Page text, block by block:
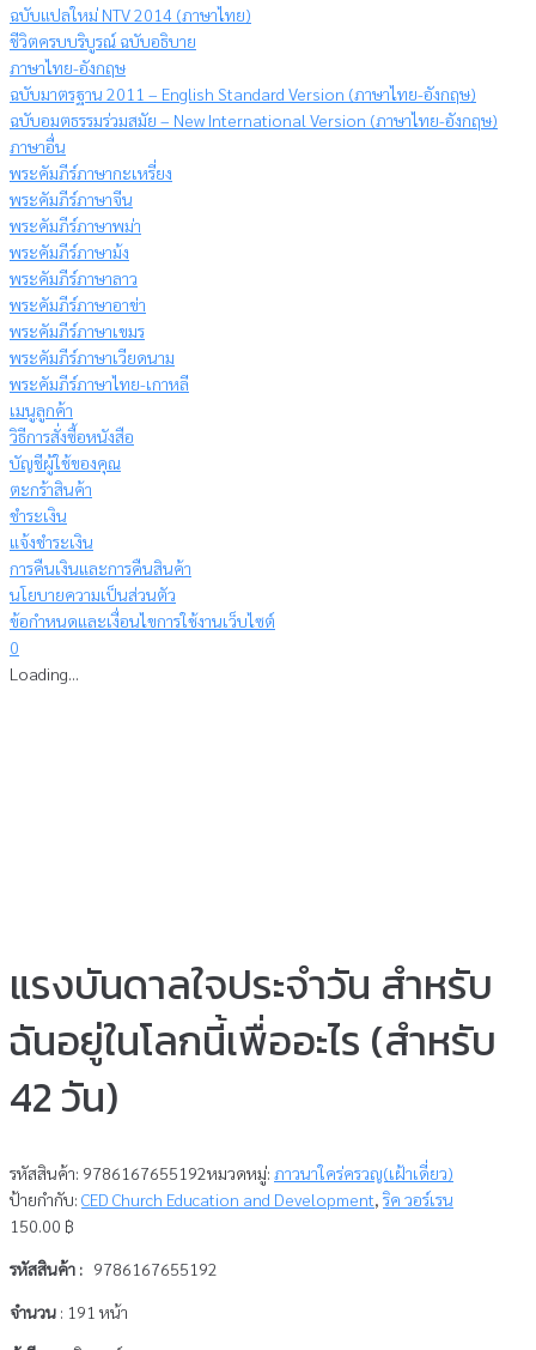
ฉบับแปลใหม่ NTV 2014 (ภาษาไทย)
ชีวิตครบบริบูรณ์ ฉบับอธิบาย
ภาษาไทย-อังกฤษ
ฉบับมาตรฐาน 2011 – English Standard Version (ภาษาไทย-อังกฤษ)
ฉบับอมตธรรมร่วมสมัย – New International Version (ภาษาไทย-อังกฤษ)
ภาษาอื่น
พระคัมภีร์ภาษากะเหรี่ยง
พระคัมภีร์ภาษาจีน
พระคัมภีร์ภาษาพม่า
พระคัมภีร์ภาษาม้ง
พระคัมภีร์ภาษาลาว
พระคัมภีร์ภาษาอาข่า
พระคัมภีร์ภาษาเขมร
พระคัมภีร์ภาษาเวียดนาม
พระคัมภีร์ภาษาไทย-เกาหลี
เมนูลูกค้า
วิธีการสั่งซื้อหนังสือ
บัญชีผู้ใช้ของคุณ
ตะกร้าสินค้า
ชำระเงิน
แจ้งชำระเงิน
การคืนเงินและการคืนสินค้า
นโยบายความเป็นส่วนตัว
ข้อกำหนดและเงื่อนไขการใช้งานเว็บไซต์
0
Loading...
แรงบันดาลใจประจำวัน สำหรับ
ฉันอยู่ในโลกนี้เพื่ออะไร (สำหรับ
42 วัน)
รหัสสินค้า: 9786167655192หมวดหมู่: ภาวนาใคร่ครวญ(เฝ้าเดี่ยว)
ป้ายกำกับ: CED Church Education and Development, ริค วอร์เรน
150.00 ฿
รหัสสินค้า : 9786167655192
จำนวน : 191 หน้า